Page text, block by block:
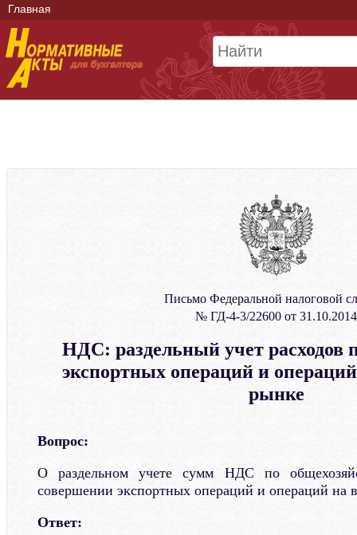
Главная
Письмо Федеральной налоговой
№ ГД-4-3/22600 от 31.10.2014
НДС: раздельный учет расходов
экспортных операций и
рынке
Вопрос:
О раздельном учете сумм НДС по
совершении экспортных операций и операций на
Ответ: